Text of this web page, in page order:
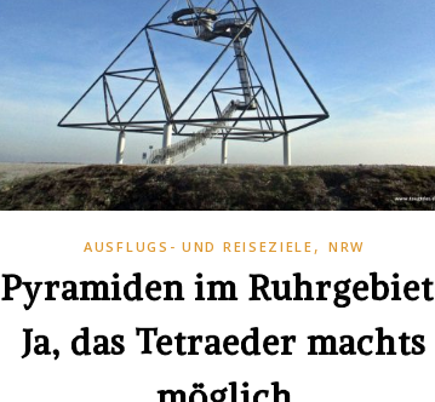
AUSFLUGS- UND REISEZIELE , NRW
Pyramiden im
Ja, das Tetraeder machts